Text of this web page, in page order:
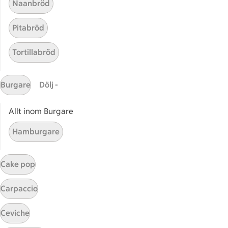
Start
Få snabbt svar
FAQ
Massa erbjudanden
ICAs inspirationsmejl
Naanbröd
Pitabröd
Tortillabröd
Burgare Dölj -
Allt inom Burgare
Hamburgare
Cake pop
Carpaccio
Ceviche